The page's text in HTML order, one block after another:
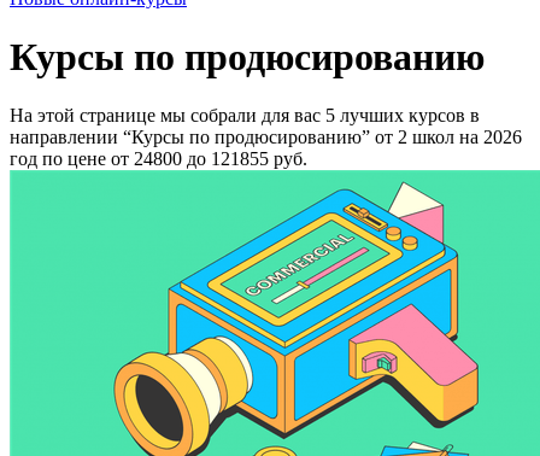
Курсы по продюсированию
На этой странице мы собрали для вас 5 лучших курсов в
направлении “Курсы по продюсированию” от 2 школ на 2026
год по цене от 24800 до 121855 руб.